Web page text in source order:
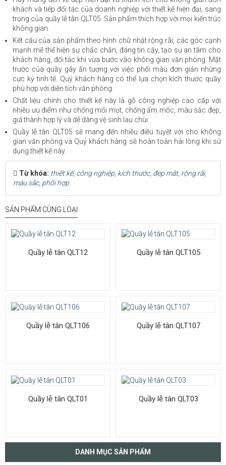
khách và tiếp đối tác của doanh nghiệp với thiết kế hiện đại, sang
trọng của quầy lễ tân QLT05. Sản phẩm thích hợp với mọi kiến trúc
không gian.
Kết cấu của sản phẩm theo hình chữ nhật rộng rãi, các góc cạnh
mạnh mẽ thể hiện sự chắc chắn, đáng tin cậy, tạo sự an tâm cho
khách hàng, đối tác khi vừa bước vào không gian văn phòng. Mặt
trước của quầy gây ấn tượng với việc phối màu đơn giản những
cực kỳ tinh tế. Quý khách hàng có thể lựa chọn kích thước quầy
phù hợp với diện tích văn phòng.
Chất liệu chính cho thiết kế này là gỗ công nghiệp cao cấp với
nhiều ưu điểm như chống mối mọt, chống ẩm mốc, màu sắc đẹp,
giá thành hợp lý và dễ dàng vệ sinh lau chùi.
Quầy lễ tân QLT05 sẽ mang đến nhiều điều tuyệt vời cho không
gian văn phòng và Quý khách hàng sẽ hoàn toàn hài lòng khi sử
dụng thiết kế này.
Từ khóa: thiết kế, công nghiệp kích thước, đẹp mắt, rộng rãi,
màu sắc, phối hợp
SẢN PHẨM CÙNG LOẠI
Quầy lễ tân QLT12 Quầy lễ tân QLT105
Quầy lễ tân QLT106 Quầy lễ tân QLT107
Quầy lễ tân QLT01 Quầy lễ tân QLT03
DANH MỤC SẢN PHẨM